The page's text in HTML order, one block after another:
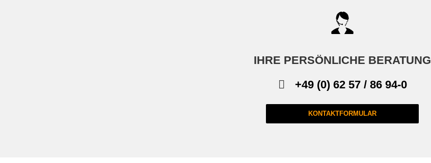
IHRE PERSÖNLICHE BERATUNG
+49 (0) 62 57 / 86 94-0
KONTAKTFORMULAR